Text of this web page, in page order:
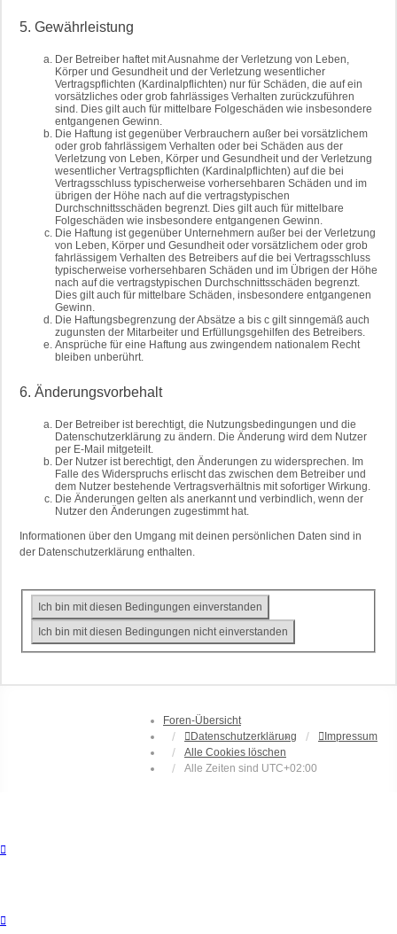
5. Gewährleistung
Der Betreiber haftet mit Ausnahme der Verletzung von Leben,
Körper und Gesundheit und der Verletzung wesentlicher
Vertragspflichten (Kardinalpflichten) nur für Schäden, die auf ein
vorsätzliches oder grob fahrlässiges Verhalten zurückzuführen
sind. Dies gilt auch für mittelbare Folgeschäden wie insbesondere
entgangenen Gewinn.
Die Haftung ist gegenüber Verbrauchern außer bei vorsätzlichem
oder grob fahrlässigem Verhalten oder bei Schäden aus der
Verletzung von Leben, Körper und Gesundheit und der Verletzung
wesentlicher Vertragspflichten (Kardinalpflichten) auf die bei
Vertragsschluss typischerweise vorhersehbaren Schäden und im
übrigen der Höhe nach auf die vertragstypischen
Durchschnittsschäden begrenzt. Dies gilt auch für mittelbare
Folgeschäden wie insbesondere entgangenen Gewinn.
Die Haftung ist gegenüber Unternehmern außer bei der Verletzung
von Leben, Körper und Gesundheit oder vorsätzlichem oder grob
fahrlässigem Verhalten des Betreibers auf die bei Vertragsschluss
typischerweise vorhersehbaren Schäden und im Übrigen der Höhe
nach auf die vertragstypischen Durchschnittsschäden begrenzt.
Dies gilt auch für mittelbare Schäden, insbesondere entgangenen
Gewinn.
Die Haftungsbegrenzung der Absätze a bis c gilt sinngemäß auch
zugunsten der Mitarbeiter und Erfüllungsgehilfen des Betreibers.
Ansprüche für eine Haftung aus zwingendem nationalem Recht
bleiben unberührt.
6. Änderungsvorbehalt
Der Betreiber ist berechtigt, die Nutzungsbedingungen und die
Datenschutzerklärung zu ändern. Die Änderung wird dem Nutzer
per E-Mail mitgeteilt.
Der Nutzer ist berechtigt, den Änderungen zu widersprechen. Im
Falle des Widerspruchs erlischt das zwischen dem Betreiber und
dem Nutzer bestehende Vertragsverhältnis mit sofortiger Wirkung.
Die Änderungen gelten als anerkannt und verbindlich, wenn der
Nutzer den Änderungen zugestimmt hat.
Informationen über den Umgang mit deinen persönlichen Daten sind in
der Datenschutzerklärung enthalten.
Foren-Übersicht
Datenschutzerklärung
Impressum
Alle Cookies löschen
Alle Zeiten sind UTC+02:00